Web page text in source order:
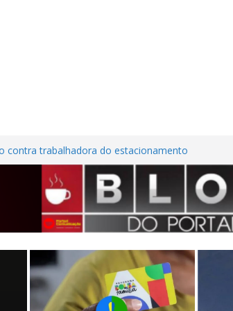
contra trabalhadora do estacionamento
Frutal
Nordestina
casa desabitada e furtam bicicleta,
no Centro de Frutal
em investimentos, obras de melhoria
em ritmo avançado